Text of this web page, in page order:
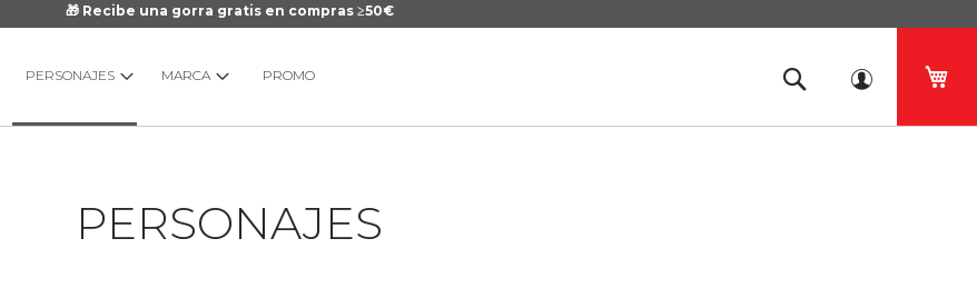
🎁 Recibe una gorra gratis en compras ≥50€
PERSONAJES MARCA PROMO
PERSONAJES